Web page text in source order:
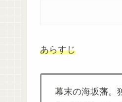
あらすじ
幕末の海坂藩。